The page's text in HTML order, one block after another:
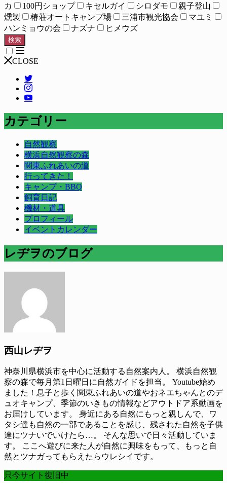
カ
100円ショップ キセルガイ シロダモ
親子登山
燻製
椿荘オートキャンプ場 三浦市観光協会
マユミ
ハンミョウの会
ナズナ ヒメウズ
検索
CLOSE
カテゴリー
自然観察
横浜自然観察の森
関東ふれあいの道
行ってきた！
キャンプ・BBQ
飼育日記
機材・道具
プロフィール
イベントカレンダー
レヂヲのブログ
西山レヂヲ
神奈川県横浜市を中心に活動する自然案内人。 横浜自然観
察の森で毎月第1日曜日に自然ガイドを担当。 Youtube始め
ました！息子と歩く関東ふれあいの道やおネエちゃんとのデ
ュオキャンプ、季節のいきもの情報などアウトドア系動画を
お届けしています。 身近にある自然にもっと親しんで、ワ
タシ達も自然の一部であることを感じ、残された自然を子供
達にツナいでいけたら…。 そんな思いで日々活動していま
す。 ここへ遊びに来た人が自然に興味をもって、もっと自
然とツナガってもらえたらウレシイです。
只今サイト復旧中